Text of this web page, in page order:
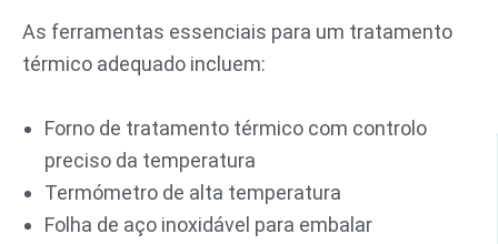
As ferramentas essenciais para um tratamento
térmico adequado incluem:
Forno de tratamento térmico com controlo
preciso da temperatura
Termómetro de alta temperatura
Folha de aço inoxidável para embalar